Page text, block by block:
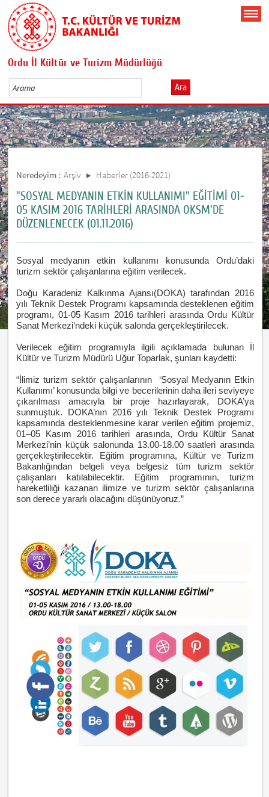
Ordu İl Kültür ve Turizm Müdürlüğü
Ara
Neredeyim : Arşiv Haberler (2016-2021)
"SOSYAL MEDYANIN ETKİN KULLANIMI" EĞİTİMİ 01-
05 KASIM 2016 TARİHLERİ ARASINDA OKSM'DE
DÜZENLENECEK (01.11.2016)
Sosyal medyanın etkin kullanımı konusunda Ordu’daki
turizm sektör çalışanlarına eğitim verilecek.
Doğu Karadeniz Kalkınma Ajansı(DOKA) tarafından 2016
yılı Teknik Destek Programı kapsamında desteklenen eğitim
programı, 01-05 Kasım 2016 tarihleri arasında Ordu Kültür
Sanat Merkezi’ndeki küçük salonda gerçekleştirilecek.
Verilecek eğitim programıyla ilgili açıklamada bulunan İl
Kültür ve Turizm Müdürü Uğur Toparlak, şunları kaydetti:
“İlimiz turizm sektör çalışanlarının ‘Sosyal Medyanın Etkin
Kullanımı’ konusunda bilgi ve becerilerinin daha ileri seviyeye
çıkarılması amacıyla bir proje hazırlayarak, DOKA’ya
sunmuştuk. DOKA’nın 2016 yılı Teknik Destek Programı
kapsamında desteklenmesine karar verilen eğitim projemiz,
01–05 Kasım 2016 tarihleri arasında, Ordu Kültür Sanat
Merkezi’nin küçük salonunda 13.00-18.00 saatleri arasında
gerçekleştirilecektir. Eğitim programına, Kültür ve Turizm
Bakanlığından belgeli veya belgesiz tüm turizm sektör
çalışanları katılabilecektir. Eğitim programının, turizm
hareketliliği kazanan ilimize ve turizm sektör çalışanlarına
son derece yararlı olacağını düşünüyoruz.”